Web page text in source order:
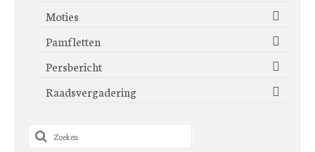
Moties
Pamfletten
Persbericht
Raadsvergadering
Zoeken